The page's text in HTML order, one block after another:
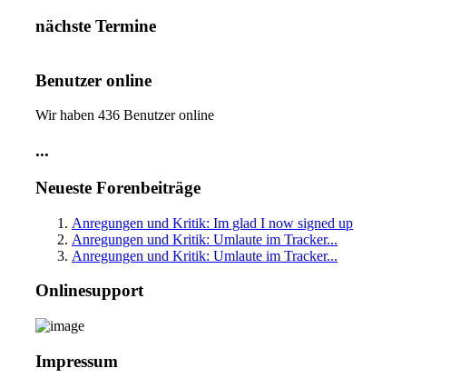
nächste Termine
Benutzer online
Wir haben 436 Benutzer online
...
Neueste Forenbeiträge
Anregungen und Kritik: Im glad I now signed up
Anregungen und Kritik: Umlaute im Tracker...
Anregungen und Kritik: Umlaute im Tracker...
Onlinesupport
Impressum